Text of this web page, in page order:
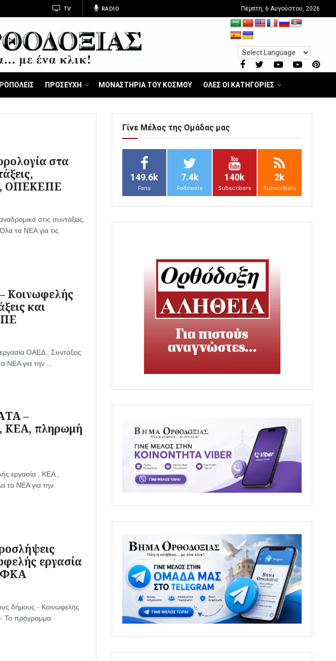
TV RADIO Πέμπτη, 6 Αυγούστου, 2026
ΠΡΟΣΕΥΧΗ ΜΟΝΑΣΤΗΡΙΑ ΤΟΥ ΚΟΣΜΟΥ ΟΛΕΣ ΟΙ ΚΑΤΗΓΟΡΙΕΣ
στα
ΟΠΕΚΕΠΕ
στις συντάξεις,
τα ΝΕΑ για τις
Κοινωφελής
και
ΟΑΕΔ , Συντάξεις
ΝΕΑ για την ...
–
ΚΕΑ, πληρωμή
εργασία , ΚΕΑ ,
τα ΝΕΑ για την
εργασία
δήμους - Κοινωφελής
- Το πρόγραμμα
Γίνε Μέλος της Ομάδας μας
149.6k
Fans
7.4k
Followers
140k
Subscribers
2k
Subscribers